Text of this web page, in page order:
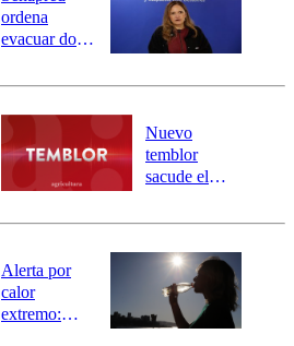
ordena
evacuar dos
Carahue por
río Damas:
activa
mensajería
SAE
Nuevo
temblor
sacude el
revisa la
epicentro
Alerta por
calor
extremo: